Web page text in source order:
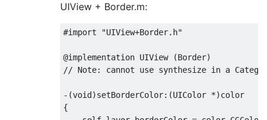
UIView + Border.m:
#import "UIView+Border.h"
@implementation UIView (Border)
// Note: cannot use synthesize in a
-(void )setBorderColor:(UIColor *)
{